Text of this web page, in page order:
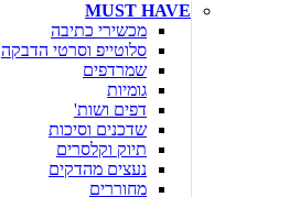
MUST HAVE
מכשירי כתיבה
סלוטייפ וסרטי הדבקה
שמרדפים
גומיות
דפים ושות'
שדכנים וסיכות
תיוק וקלסרים
נעצים מהדקים
מחוררים